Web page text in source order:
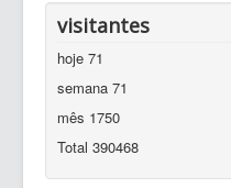
visitantes
hoje 71
semana 71
mês 1750
Total 390468